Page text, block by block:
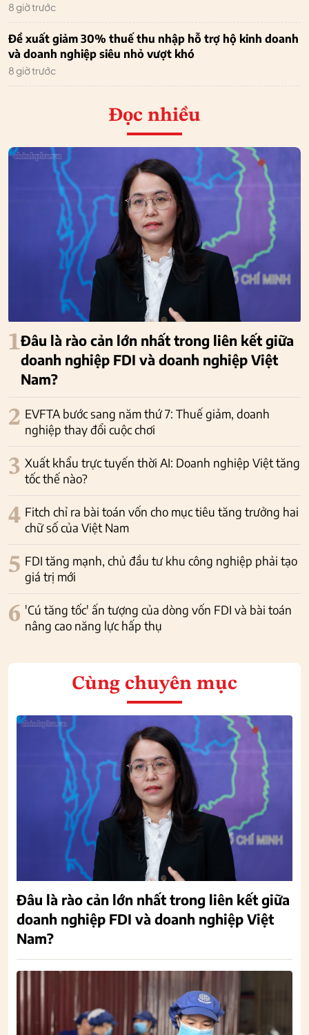
8 giờ trước
Đề xuất giảm 30% thuế thu nhập hỗ trợ hộ kinh doanh
và doanh nghiệp siêu nhỏ vượt khó
8 giờ trước
Đọc nhiều
1Đâu là rào cản lớn nhất trong liên kết giữa
doanh nghiệp FDI và doanh nghiệp Việt
Nam?
2 EVFTA bước sang năm thứ 7: Thuế giảm, doanh
nghiệp thay đổi cuộc chơi
3 Xuất khẩu trực tuyến thời AI: Doanh nghiệp Việt tăng
tốc thế nào?
4 Fitch chỉ ra bài toán vốn cho mục tiêu tăng trưởng hai
chữ số của Việt Nam
5 FDI tăng mạnh, chủ đầu tư khu công nghiệp phải tạo
giá trị mới
6 'Cú tăng tốc' ấn tượng của dòng vốn FDI và bài toán
nâng cao năng lực hấp thụ
Cùng chuyên mục
Đâu là rào cản lớn nhất trong liên kết giữa
doanh nghiệp FDI và doanh nghiệp Việt
Nam?